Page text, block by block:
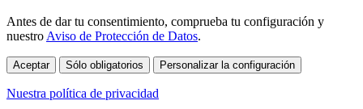
Antes de dar tu consentimiento, comprueba tu configuración y
nuestro Aviso de Protección de Datos.
Aceptar Sólo obligatorios Personalizar la configuración
Nuestra política de privacidad